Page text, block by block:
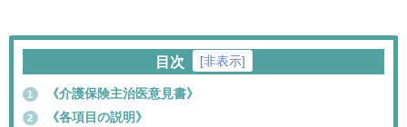
目次 [非表示]
1 《介護保険主治医意見書》
2 《各項目の説明》